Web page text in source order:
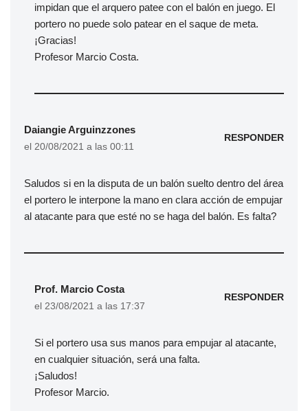
impidan que el arquero patee con el balón en juego. El
portero no puede solo patear en el saque de meta.
¡Gracias!
Profesor Marcio Costa.
Daiangie Arguinzzones
el 20/08/2021 a las 00:11
RESPONDER
Saludos si en la disputa de un balón suelto dentro del área
el portero le interpone la mano en clara acción de empujar
al atacante para que esté no se haga del balón. Es falta?
Prof. Marcio Costa
el 23/08/2021 a las 17:37
RESPONDER
Si el portero usa sus manos para empujar al atacante,
en cualquier situación, será una falta.
¡Saludos!
Profesor Marcio.